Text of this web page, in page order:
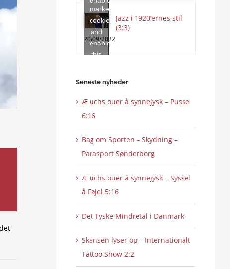
this
content
marketing
cookies
and
enable
this
Jazz i 1920’ernes stil
(3:3)
20/09/2022
Seneste nyheder
Æ uchs ouer å synnejysk – Pusse
6:16
Bag om Sporten – Skydning –
Parasport Sønderborg
Æ uchs ouer å synnejysk – Syssel
å Føjel 5:16
Det Tyske Mindretal i Danmark
Skansen lyser op – Internationalt
Tattoo Show 2:2